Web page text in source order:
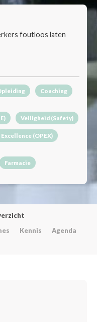
foutloos laten
Coaching
Veiligheid (Safety)
(OPEX)
Farmacie
Kennis
Agenda